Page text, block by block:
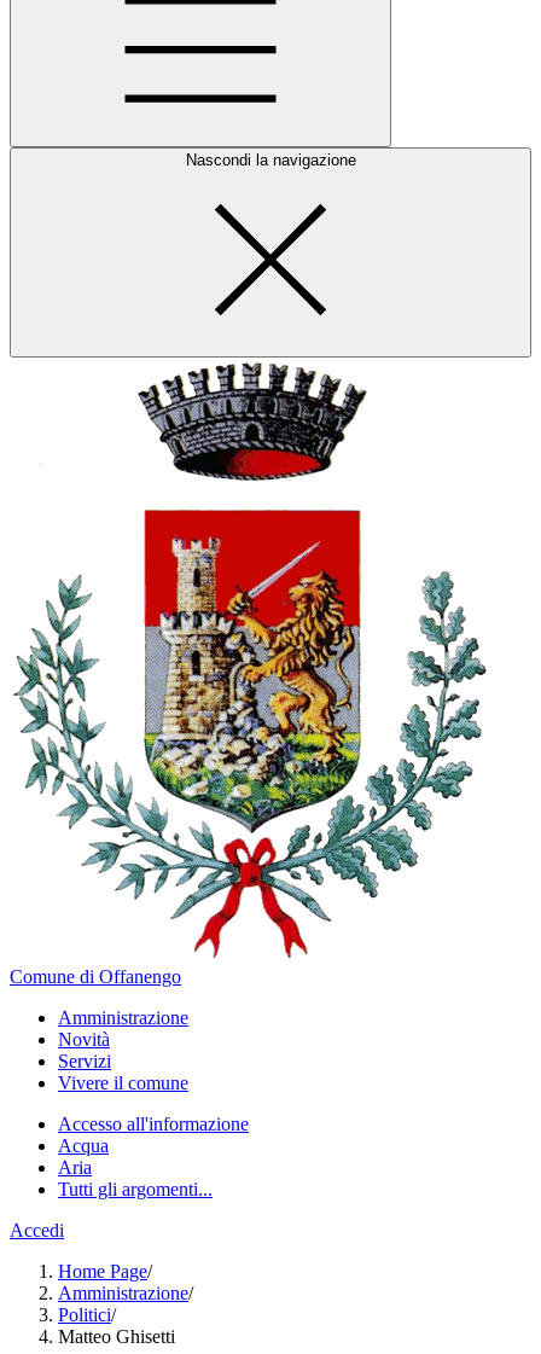
Nascondi la navigazione
Comune di Offanengo
Amministrazione
Novità
Servizi
Vivere il comune
Accesso all'informazione
Acqua
Aria
Tutti gli argomenti...
Accedi
Home Page/
Amministrazione/
Politici/
Matteo Ghisetti